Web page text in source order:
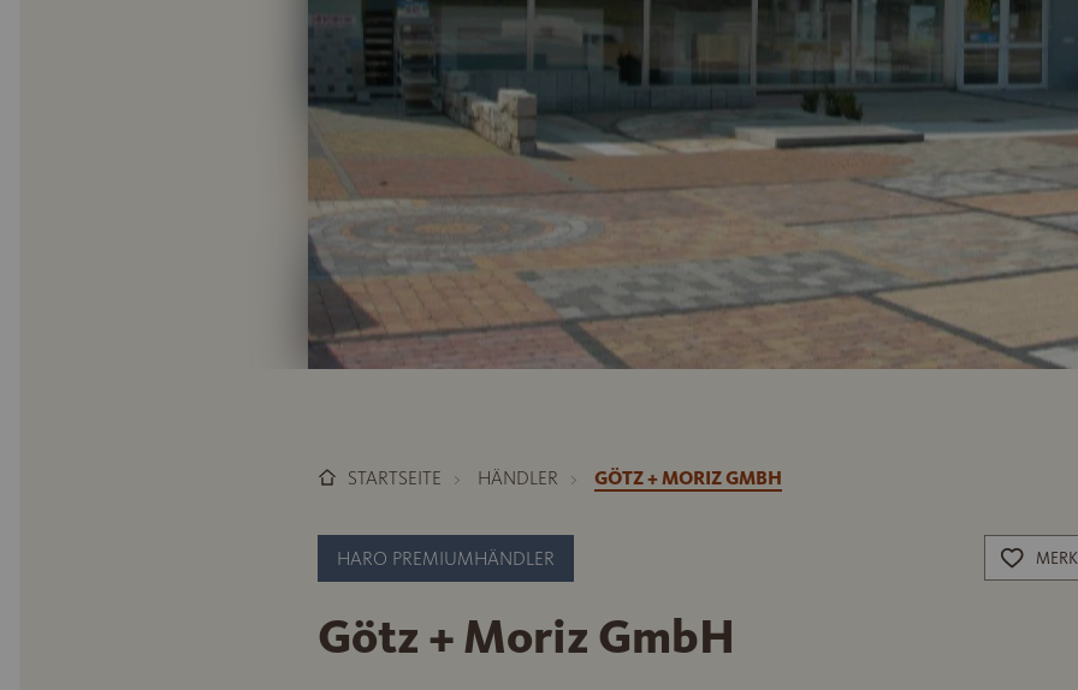
STARTSEITE HÄNDLER GÖTZ + MORIZ GMBH
HARO PREMIUMHÄNDLER
Götz + Moriz GmbH